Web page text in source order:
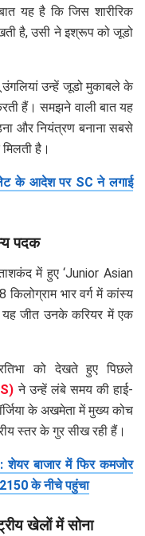
यह है कि जिस शारीरिक
है, उसी ने इश्रूप को जूडो
उंगलियां उन्हें जूडो मुकाबले के
हैं। समझने वाली बात यह
और नियंत्रण बनाना सबसे
है।
के आदेश पर SC ने लगाई
पदक
में हुए ‘Junior Asian
भार वर्ग में कांस्य
यह जीत उनके करियर में एक
को देखते हुए पिछले
ने उन्हें लंबे समय की हाई-
के अखमेता में मुख्य कोच
स्तर के गुर सीख रही हैं।
बाजार में फिर कमजोर
के नीचे पहुंचा
खेलों में सोना